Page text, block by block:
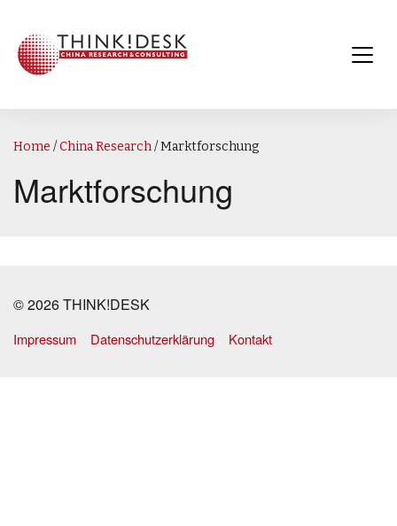
Home /China Research/Marktforschung
Marktforschung
© 2026 THINK!DESK
Impressum Datenschutzerklärung Kontakt